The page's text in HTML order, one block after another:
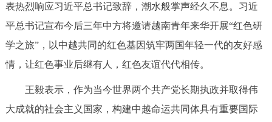
表热烈响应习近平总书记致辞，潮水般掌声经久不息。习近
平总书记宣布今后三年中方将邀请越南青年来华开展“红色研
学之旅”，以中越共同的红色基因筑牢两国年轻一代的友好感
情，让红色事业后继有人，红色友谊代代相传。
王毅表示，作为当今世界两个共产党长期执政并取得伟
大成就的社会主义国家，构建中越命运共同体具有重要国际